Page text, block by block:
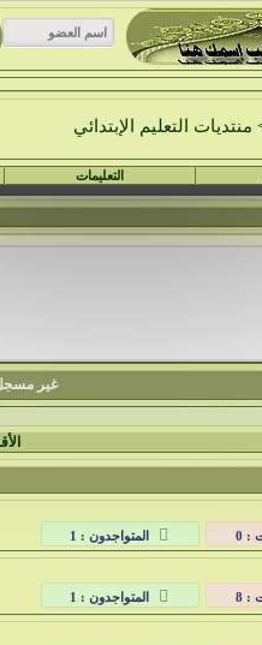
منتديات التعليم الإبتدائي
التعليمات
غير
: 0 المتواجدون : 1
: 8 المتواجدون : 1